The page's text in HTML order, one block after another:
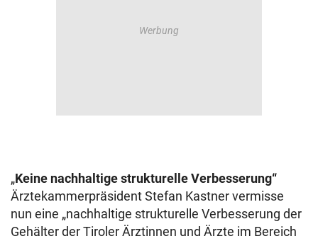
„Keine nachhaltige strukturelle Verbesserung“
Ärztekammerpräsident Stefan Kastner vermisse
nun eine „nachhaltige strukturelle Verbesserung der
Gehälter der Tiroler Ärztinnen und Ärzte im Bereich